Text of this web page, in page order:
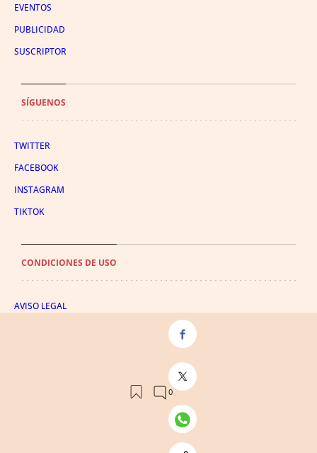
EVENTOS
PUBLICIDAD
SUSCRIPTOR
SÍGUENOS
TWITTER
FACEBOOK
INSTAGRAM
TIKTOK
CONDICIONES DE USO
AVISO LEGAL